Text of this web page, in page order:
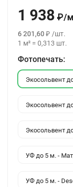
1 938 ₽/
6 201,60₽ /шт.
1 м² = 0,313 шт.
Фотопечать:
Экосольвент
Экосольвент
Экосольвент
УФ до 5 м. -
УФ до 5 м. -